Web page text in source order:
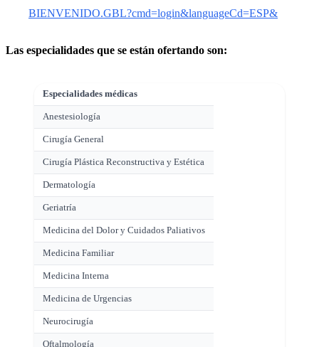
BIENVENIDO.GBL?cmd=login&languageCd=ESP&
Las especialidades que se están ofertando son:
Especialidades médicas
Anestesiología
Cirugía General
Cirugía Plástica Reconstructiva y Estética
Dermatología
Geriatría
Medicina del Dolor y Cuidados Paliativos
Medicina Familiar
Medicina Interna
Medicina de Urgencias
Neurocirugía
Oftalmología